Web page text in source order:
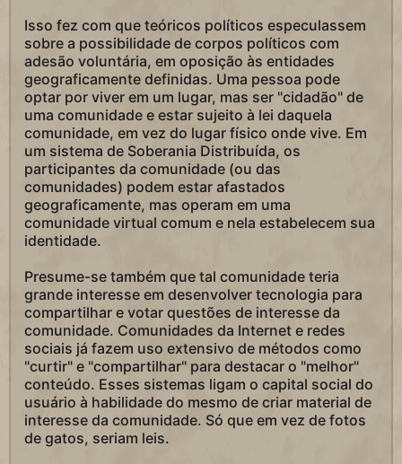
Isso fez com que teóricos políticos especulassem
sobre a possibilidade de corpos políticos com
adesão voluntária, em oposição às entidades
geograficamente definidas. Uma pessoa pode
optar por viver em um lugar, mas ser "cidadão" de
uma comunidade e estar sujeito à lei daquela
comunidade, em vez do lugar físico onde vive. Em
um sistema de Soberania Distribuída, os
participantes da comunidade (ou das
comunidades) podem estar afastados
geograficamente, mas operam em uma
comunidade virtual comum e nela estabelecem sua
identidade.
Presume-se também que tal comunidade teria
grande interesse em desenvolver tecnologia para
compartilhar e votar questões de interesse da
comunidade. Comunidades da Internet e redes
sociais já fazem uso extensivo de métodos como
"curtir" e "compartilhar" para destacar o "melhor"
conteúdo. Esses sistemas ligam o capital social do
usuário à habilidade do mesmo de criar material de
interesse da comunidade. Só que em vez de fotos
de gatos, seriam leis.